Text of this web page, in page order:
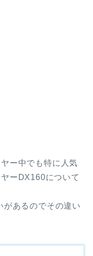
ー中でも特に人気
ーDX160について
あるのでその違い